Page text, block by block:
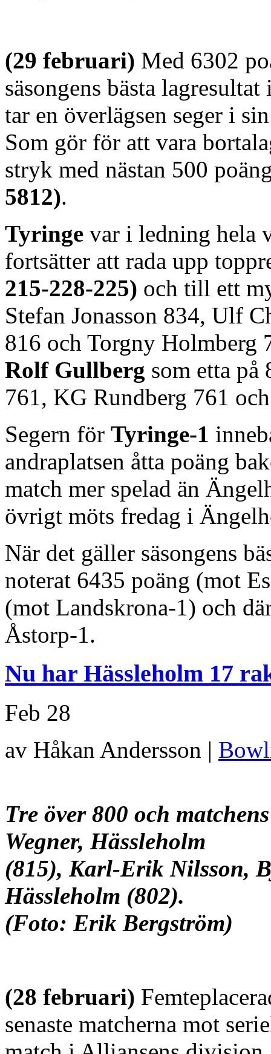
(29 februari) Med 6302
säsongens bästa
tar en överlägsen seger i
Som gör för att vara
stryk med nästan 500
5812).
Tyringe var i ledning hela
fortsätter att rada upp
215-228-225) och till ett
Stefan Jonasson 834, Ulf
816 och Torgny Holmberg
Rolf Gullberg som etta
761, KG Rundberg 761
Segern för Tyringe-1
andraplatsen åtta poäng
match mer spelad än
övrigt möts fredag i
När det gäller säsongens
noterat 6435 poäng (mot
(mot Landskrona-1) och
Åstorp-1.
Nu har Hässleholm 17
Feb 28
av Håkan Andersson |
Tre över 800 och
Wegner, Hässleholm
(815), Karl-Erik Nilsson,
Hässleholm (802).
(Foto: Erik Bergström)
(28 februari)
senaste matcherna mot